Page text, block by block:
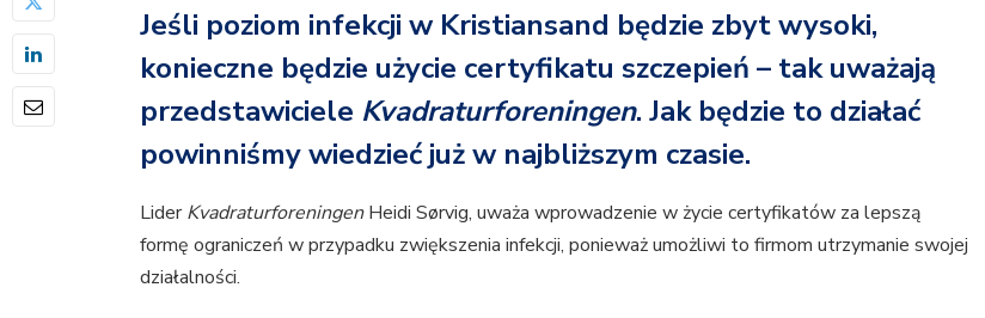
Jeśli poziom infekcji w Kristiansand będzie zbyt wysoki,
konieczne będzie użycie certyfikatu szczepień – tak uważają
przedstawiciele Kvadraturforeningen. Jak będzie to działać
powinniśmy wiedzieć już w najbliższym czasie.
LiderKvadraturforeningenHeidi Sørvig, uważa wprowadzenie w życie certyfikatów za lepszą
formę ograniczeń w przypadku zwiększenia infekcji, ponieważ umożliwi to firmom utrzymanie swojej
działalności.